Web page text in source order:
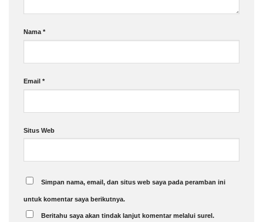
Nama*
Email *
Situs Web
Simpan nama, email, dan situs web saya pada peramban ini
untuk komentar saya berikutnya.
Beritahu saya akan tindak lanjut komentar melalui surel.